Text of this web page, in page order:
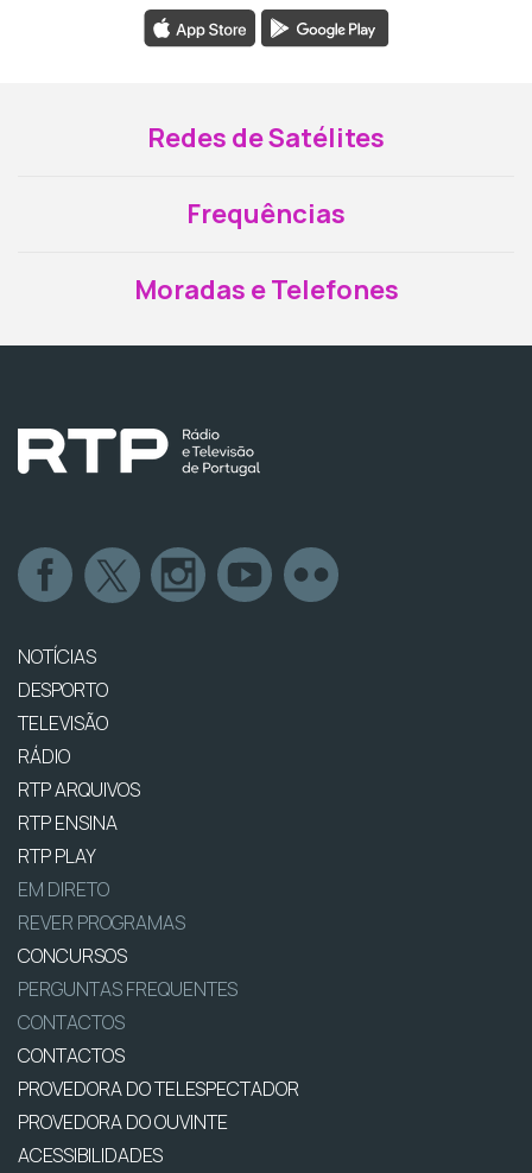
Redes de Satélites
Frequências
Moradas e Telefones
NOTÍCIAS
DESPORTO
TELEVISÃO
RÁDIO
RTP ARQUIVOS
RTP ENSINA
RTP PLAY
EM DIRETO
REVER PROGRAMAS
CONCURSOS
PERGUNTAS FREQUENTES
CONTACTOS
CONTACTOS
PROVEDORA DO TELESPECTADOR
PROVEDORA DO OUVINTE
ACESSIBILIDADES